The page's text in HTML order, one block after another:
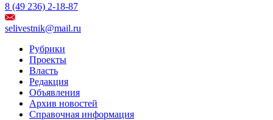
8 (49 236) 2-18-87
selivestnik@mail.ru
Рубрики
Проекты
Власть
Редакция
Объявления
Архив новостей
Справочная информация